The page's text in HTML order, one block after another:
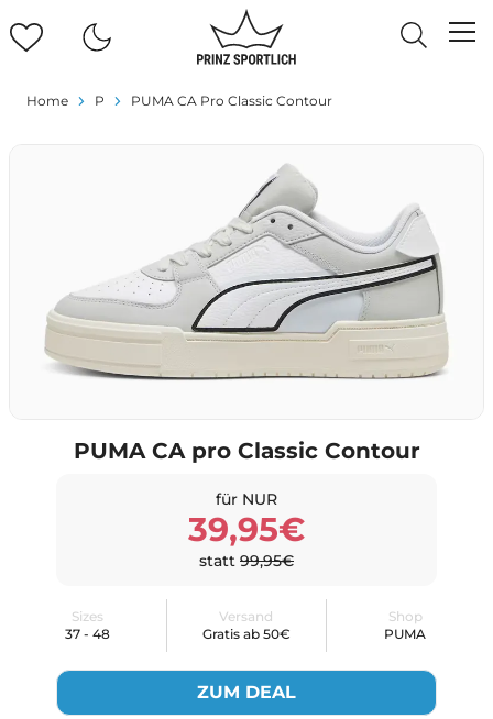
Home P PUMA CA Pro Classic Contour
PUMA CA pro Classic Contour
für NUR
39,95€
statt 99,95€
Sizes
37 - 48
Versand
Gratis ab 50€
Shop
PUMA
ZUM DEAL